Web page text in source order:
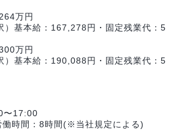
万円
基本給：167,278円・固定残業代：5
万円
基本給：190,088円・固定残業代：5
〜17:00
働時間：8時間(※当社規定による)